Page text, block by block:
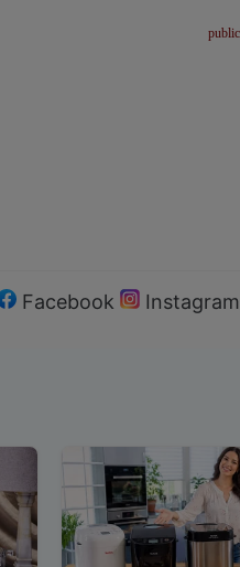
Facebook Instagram